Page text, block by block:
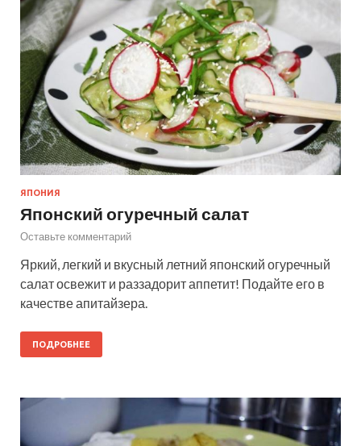
ЯПОНИЯ
Японский огуречный салат
Оставьте комментарий
Яркий, легкий и вкусный летний японский огуречный
салат освежит и раззадорит аппетит! Подайте его в
качестве апитайзера.
ПОДРОБНЕЕ